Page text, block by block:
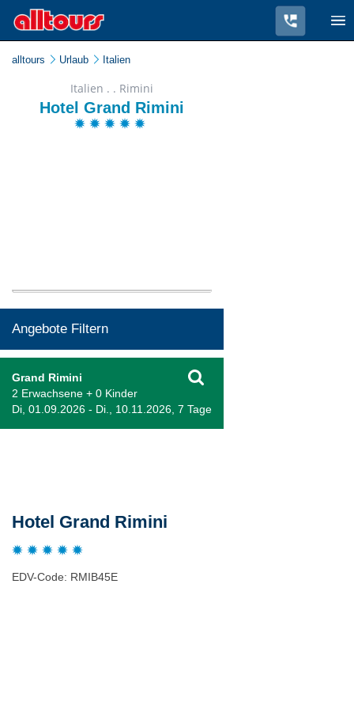
alltours Urlaub Italien
Italien . . Rimini
Hotel Grand Rimini
Angebote Filtern
Grand Rimini
2 Erwachsene + 0 Kinder
Di, 01.09.2026 - Di., 10.11.2026, 7 Tage
Hotel Grand Rimini
EDV-Code: RMIB45E